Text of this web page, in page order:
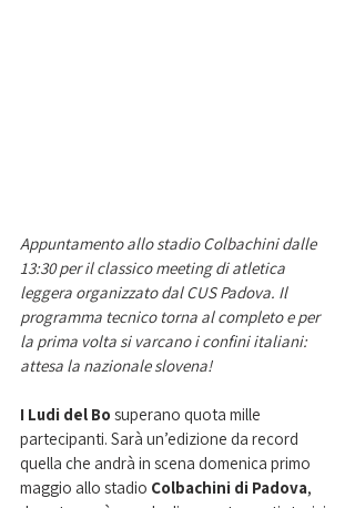
Appuntamento allo stadio Colbachini dalle
13:30 per il classico meeting di atletica
leggera organizzato dal CUS Padova. Il
programma tecnico torna al completo e per
la prima volta si varcano i confini italiani:
attesa la nazionale slovena!
I Ludi del Bo superano quota mille
partecipanti. Sarà un’edizione da record
quella che andrà in scena domenica primo
maggio allo stadio Colbachini di Padova,